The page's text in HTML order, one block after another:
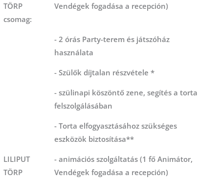
TÖRP
csomag:
Vendégek fogadása a recepción)
- 2 órás Party-terem és játszóház
használata
- Szülők díjtalan részvétele *
- szülinapi köszöntő zene, segítés a torta
felszolgálásában
- Torta elfogyasztásához szükséges
eszközök biztosítása**
LILIPUT
TÖRP
- animációs szolgáltatás (1 fő Animátor,
Vendégek fogadása a recepción)